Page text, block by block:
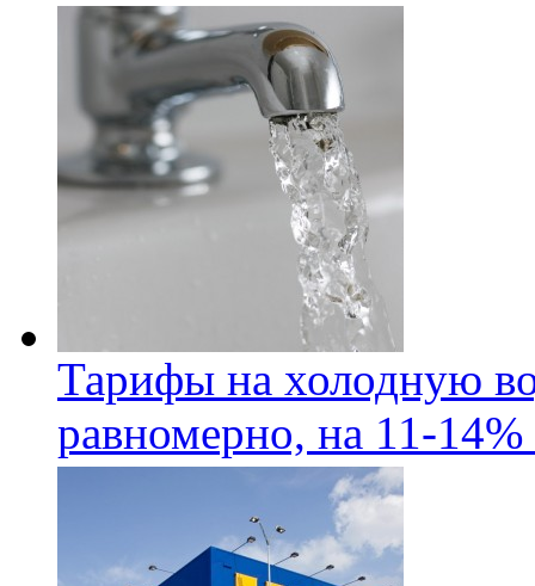
Тарифы на холодную
равномерно, на 11-14%